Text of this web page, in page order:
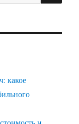
какое